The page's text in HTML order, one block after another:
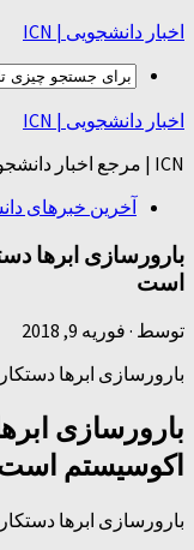
اخبار دانشجویی | ICN
اخبار دانشجویی | ICN
ICN | مرجع اخبار دانشجویی
آخرین خبرهای
بارورسازی ابرها
است
توسط · فوریه 9, 2018
بارورسازی ابرها
بارورسازی
اکوسیستم
بارورسازی ابرها